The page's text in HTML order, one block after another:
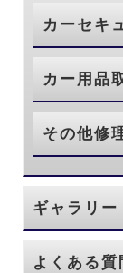
カーセキ
カー用品
その他修
ギャラリー
よくある質